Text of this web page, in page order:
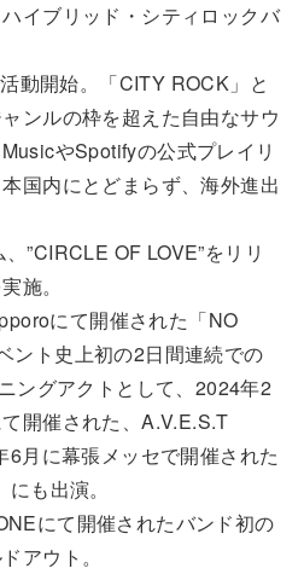
イブリッド・シティロックバ
動開始。「CITY ROCK」と
ンルの枠を超えた自由なサウ
やSpotifyの公式プレイリ
国内にとどまらず、海外進出
”CIRCLE OF LOVE”をリリ
施。
にて開催された「NO
ント史上初の2日間連続での
ングアクトとして、2024年2
開催された、A.V.E.S.T
月に幕張メッセで開催された
も出演。
にて開催されたバンド初の
アウト。